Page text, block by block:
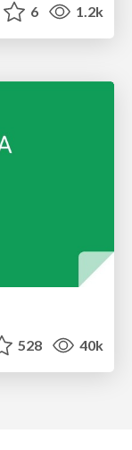
6 1.2k
528 40k